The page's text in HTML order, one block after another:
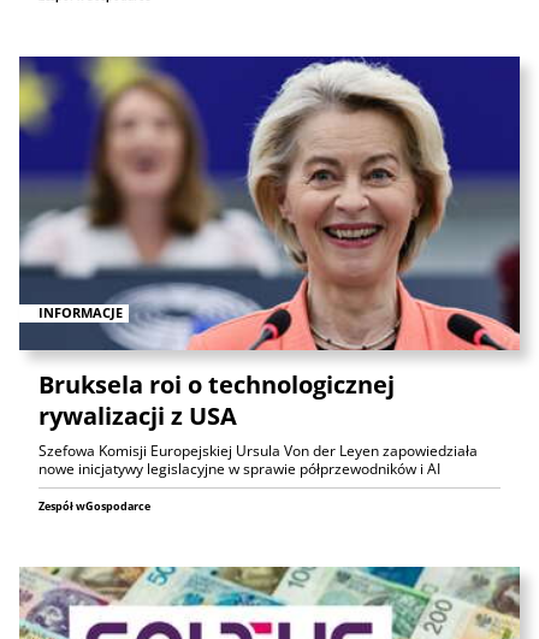
INFORMACJE
Bruksela roi o technologicznej
rywalizacji z USA
Szefowa Komisji Europejskiej Ursula Von der Leyen zapowiedziała
nowe inicjatywy legislacyjne w sprawie półprzewodników i AI
Zespół wGospodarce